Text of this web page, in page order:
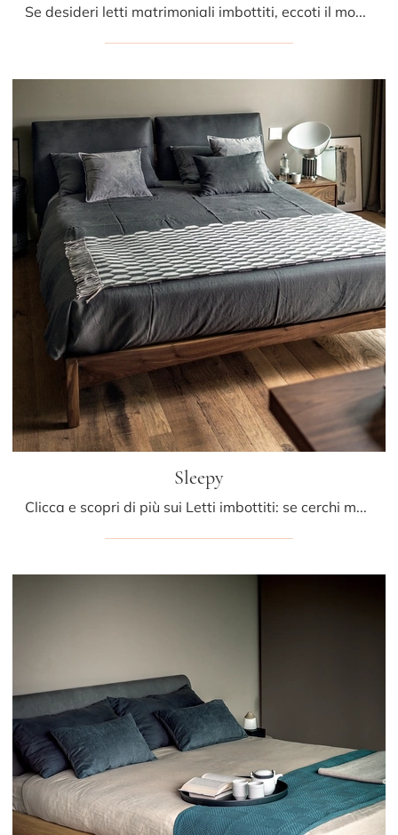
Se desideri letti matrimoniali imbottiti, eccoti il modello Roundy Fluttua 2897 in pelle per impreziosire la camera da letto.
Sleepy
Clicca e scopri di più sui Letti imbottiti: se cerchi modelli matrimoniali design, il modello Sleepy Riva1920 fa al caso tuo.